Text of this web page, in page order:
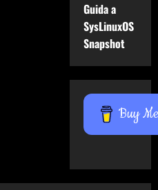
Guida a
SysLinuxOS
Snapshot
Buy